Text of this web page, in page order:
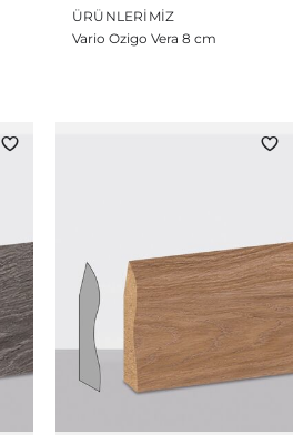
ÜRÜNLERIMIZ
Vario Ozigo Vera 8 cm